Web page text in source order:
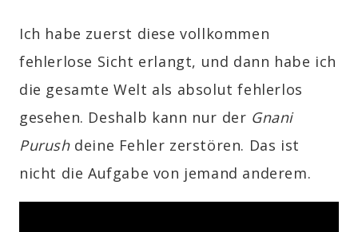
Ich habe zuerst diese vollkommen
fehlerlose Sicht erlangt, und dann habe ich
die gesamte Welt als absolut fehlerlos
gesehen. Deshalb kann nur der Gnani
Purushdeine Fehler zerstören. Das ist
nicht die Aufgabe von jemand anderem.